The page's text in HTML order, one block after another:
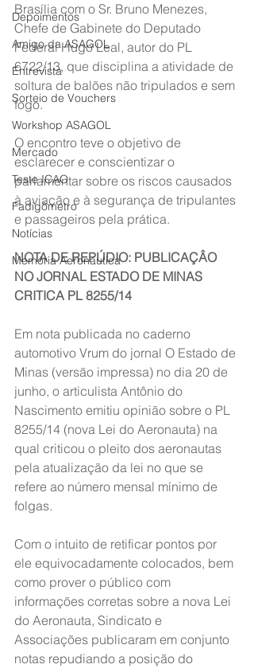
Depoimentos
Amigo da ASAGOL
Entrevista
Sorteio de Vouchers
Workshop ASAGOL
Mercado
Teste ICAO
Fadigômetro
Notícias
Memória Aeronáutica
Brasília com o Sr. Bruno Menezes,
Chefe de Gabinete do Deputado
Federal Hugo Leal, autor do PL
6722/13, que disciplina a atividade de
soltura de balões não tripulados e sem
fogo.
O encontro teve o objetivo de
esclarecer e conscientizar o
parlamentar sobre os riscos causados
à aviação e à segurança de tripulantes
e passageiros pela prática.
NOTA DE REPÚDIO: PUBLICAÇÂO
NO JORNAL ESTADO DE MINAS
CRITICA PL 8255/14
Em nota publicada no caderno
automotivo Vrum do jornal O Estado de
Minas (versão impressa) no dia 20 de
junho, o articulista Antônio do
Nascimento emitiu opinião sobre o PL
8255/14 (nova Lei do Aeronauta) na
qual criticou o pleito dos aeronautas
pela atualização da lei no que se
refere ao número mensal mínimo de
folgas.
Com o intuito de retificar pontos por
ele equivocadamente colocados, bem
como prover o público com
informações corretas sobre a nova Lei
do Aeronauta, Sindicato e
Associações publicaram em conjunto
notas repudiando a posição do